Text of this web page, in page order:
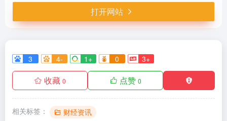
打开网站
3 4- 1+ 0 3+
收藏 0 点赞 0
相关标签： 财经资讯